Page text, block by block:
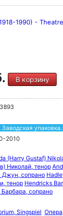
1990) -
В корзину
Заводская упаковка.
2010
(Harry Gustaf)
Николай, тенор
Джун, сопрано
тенор Hendricks
сопрано
Singspiel